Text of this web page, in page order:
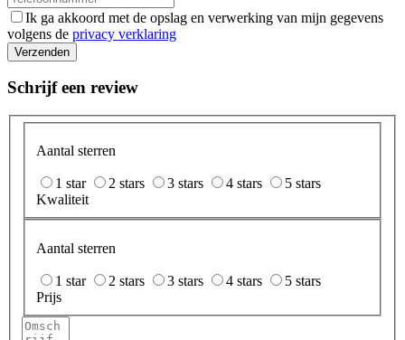
Ik ga akkoord met de opslag en verwerking van mijn gegevens
volgens de privacy verklaring
Verzenden
Schrijf een review
Aantal sterren
1 star 2 stars 3 stars 4 stars
5 stars
Kwaliteit
Aantal sterren
1 star 2 stars 3 stars 4 stars
5 stars
Prijs